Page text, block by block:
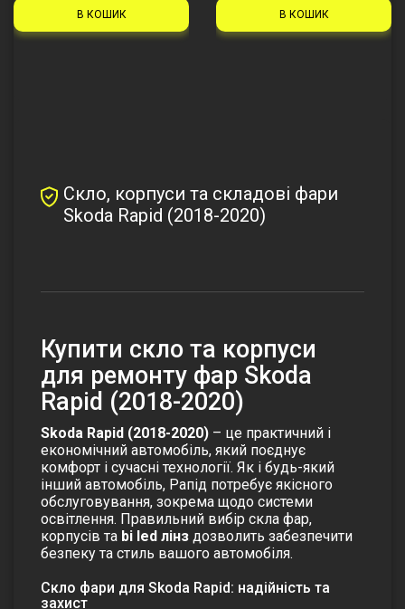
В КОШИК В КОШИК
Скло, корпуси та складові фари
Skoda Rapid (2018-2020)
Купити скло та корпуси
для ремонту фар Skoda
Rapid (2018-2020)
Skoda Rapid (2018-2020) – це практичний і
економічний автомобіль, який поєднує
комфорт і сучасні технології. Як і будь-який
інший автомобіль, Рапід потребує якісного
обслуговування, зокрема щодо системи
освітлення. Правильний вибір скла фар,
корпусів та bi led лінз дозволить забезпечити
безпеку та стиль вашого автомобіля.
Скло фари для Skoda Rapid: надійність та
захист